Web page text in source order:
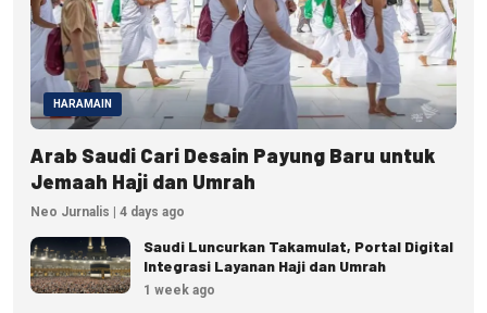
HARAMAIN
Arab Saudi Cari Desain Payung Baru untuk
Jemaah Haji dan Umrah
Neo Jurnalis | 4 days ago
Saudi Luncurkan Takamulat, Portal Digital
Integrasi Layanan Haji dan Umrah
1 week ago